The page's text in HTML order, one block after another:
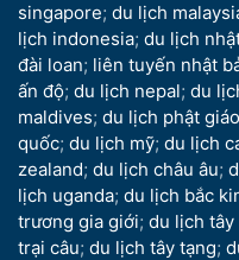
singapore; du lịch
lịch indonesia; du lịch
đài loan; liên tuyến nhật
ấn độ; du lịch nepal; du
maldives; du lịch phật giáo
quốc; du lịch mỹ; du lịch
zealand; du lịch châu âu;
lịch uganda; du lịch bắc
trương gia giới; du lịch tây
trại câu; du lịch tây tạng;